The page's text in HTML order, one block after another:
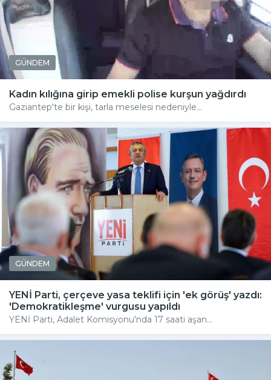
GÜNDEM
Kadın kılığına girip emekli polise kurşun yağdırdı
Gaziantep'te bir kişi, tarla meselesi nedeniyle...
GÜNDEM
YENİ Parti, çerçeve yasa teklifi için 'ek görüş' yazdı:
'Demokratikleşme' vurgusu yapıldı
YENİ Parti, Adalet Komisyonu'nda 17 saati aşan...